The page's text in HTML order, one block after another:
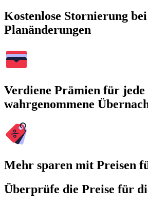
Kostenlose Stornierung bei
Planänderungen
Verdiene Prämien für jede
wahrgenommene
Mehr sparen mit Preisen
Überprüfe die Preise für